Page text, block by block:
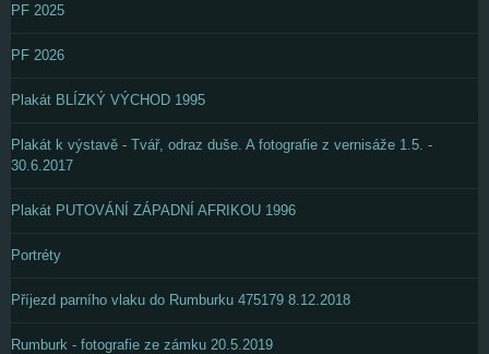
PF 2025
PF 2026
Plakát BLÍZKÝ VÝCHOD 1995
Plakát k výstavě - Tvář, odraz duše. A fotografie z vernisáže 1.5. -
30.6.2017
Plakát PUTOVÁNÍ ZÁPADNÍ AFRIKOU 1996
Portréty
Příjezd parního vlaku do Rumburku 475179 8.12.2018
Rumburk - fotografie ze zámku 20.5.2019